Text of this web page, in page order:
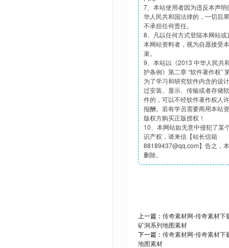
7、本站使用者因为违反本声
华人民共和国法律的，一切后
不承担任何责任。
8、凡以任何方式登陆本网站
本网站资料者，视为自愿接受
束。
9、本站以《2013 中华人民共
护条例》第二章 “软件著作权”
为了学习和研究软件内含的设
过安装、显示、传输或者存储
件的，可以不经软件著作权人
报酬。若有学员需要商用本站
版权方购买正版授权！
10、本网站如无意中侵犯了某
识产权，请来信【站长信箱
88189437@qq.com】告之，
删除。
上一篇： 传奇素材网-传奇素材下
矿洞系列地图素材
下一篇： 传奇素材网-传奇素材下
地图素材